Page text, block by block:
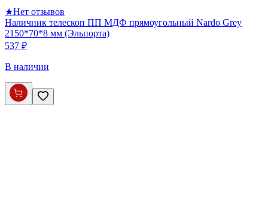
★Нет отзывов
Наличник телескоп ПП МДФ прямоугольный Nardo Grey
2150*70*8 мм (Эльпорта)
537 ₽
В наличии